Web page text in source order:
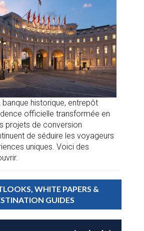
banque historique, entrepôt
officielle transformée en
projets de conversion
de séduire les voyageurs
uniques. Voici des
WHITE PAPERS &
GUIDES